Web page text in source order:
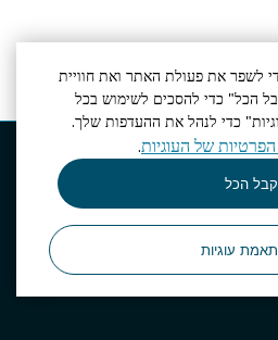
לשפר את פעולת האתר ואת חוויית
הכל" כדי להסכים לשימוש בכל
כדי לנהל את ההעדפות שלך.
הפרטיות של העוגיות.
קבל הכל
עוגיות